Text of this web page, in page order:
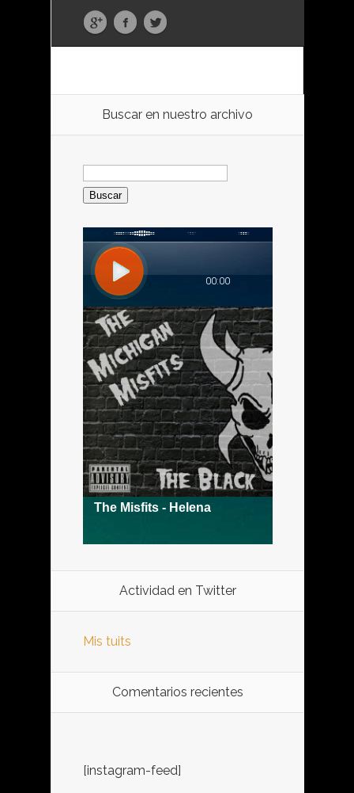
Buscar en nuestro archivo
Buscar:
Actividad en Twitter
Mis tuits
Comentarios recientes
[instagram-feed]